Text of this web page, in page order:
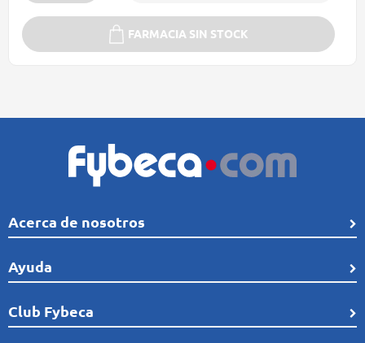
FARMACIA SIN STOCK
Acerca de nosotros
Quiénes Somos
Línea de tiempo
Comunidad
Ayuda
Preguntas frecuentes
Cobertura
Club Fybeca